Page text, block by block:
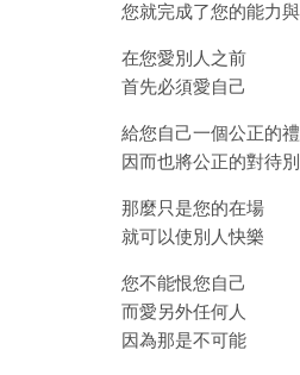
您就完成了您的能力
在您愛別人之前
首先必須愛自己
給您自己一個公正的
因而也將公正的對待
那麼只是您的在場
就可以使別人快樂
您不能恨您自己
而愛另外任何人
因為那是不可能